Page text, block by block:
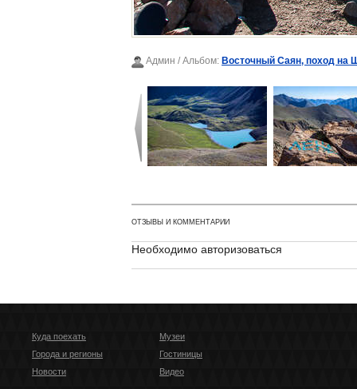
Админ / Альбом: Восточный Саян, поход на
ОТЗЫВЫ И КОММЕНТАРИИ
Необходимо авторизоваться
Куда поехать
Города и регионы
Новости
Музеи
Гостиницы
Видео